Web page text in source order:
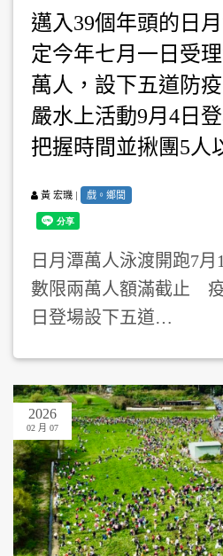
邁入39個年頭的日
定今年七月一日受
萬人，設下五道防
嚴水上活動9月4日
把握時間並揪團5
黃 宏璣 | 戲。鄉閭
日月潭萬人泳渡開跑7
數限兩萬人額滿截止
日登場設下五道…
2026
02 月 07